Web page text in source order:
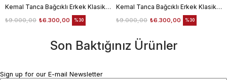
Kemal Tanca Bağcıklı Erkek Klasik Ayakkabı 700
₺6.300,00
₺9.000,00 %30
Kemal Tanca Bağcıklı Erkek Klasik Ayakkabı 700
₺6.300,00
₺9.000,00 %30
Son Baktığınız Ürünler
Sign up for our E-mail Newsletter